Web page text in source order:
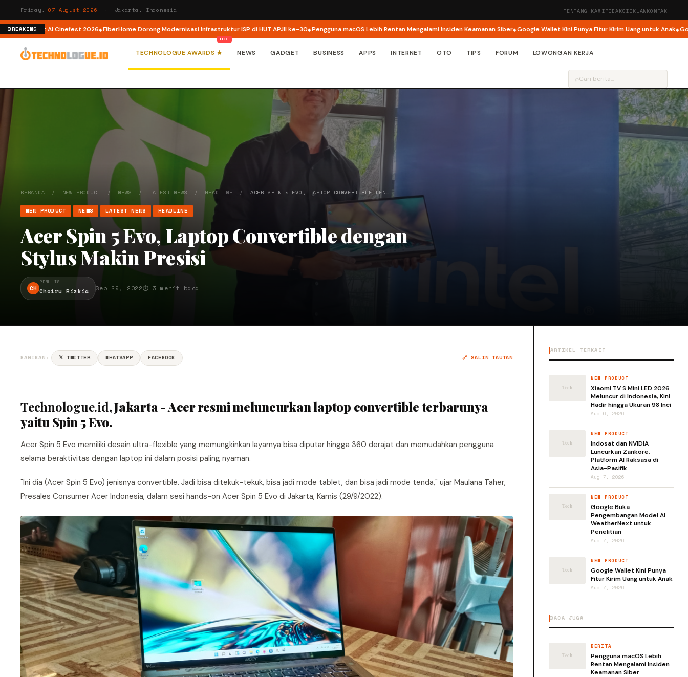
Friday,07 August 2026 · Jakarta, Indonesia TENTANG KAMIREDAKSIIKLANKONTAK
BREAKING
Cinefest 2026 FiberHome Dorong Modernisasi Infrastruktur ISP di HUT APJII ke-30 Pengguna macOS Lebih Rentan Mengalami Insiden Keamanan Siber Google Wallet Kini Punya Fitur Kirim Uang untuk Anak Google Buka
TECHNOLOGUE AWARDS ★ NEWS GADGET BUSINESS APPS INTERNET OTO TIPS FORUM LOWONGAN KERJA
⌕
BERANDA / NEW PRODUCT / NEWS / LATEST NEWS / HEADLINE / ACER SPIN 5 EVO, LAPTOP CONVERTIBLE DEN…
NEW PRODUCT NEWS LATEST NEWS HEADLINE
Acer Spin 5 Evo, Laptop Convertible dengan
Stylus Makin Presisi
CH
PENULIS
Choiru Rizkia Sep 29, 2022⏱ 3 menit baca
BAGIKAN: 𝕏 TWITTER WHATSAPP FACEBOOK 🔗 SALIN TAUTAN
Technologue.id, Jakarta - Acer resmi meluncurkan laptop convertible terbarunya
yaitu Spin 5 Evo.
Acer Spin 5 Evo memiliki desain ultra-flexible yang memungkinkan layarnya bisa diputar hingga 360 derajat dan memudahkan pengguna
selama beraktivitas dengan laptop ini dalam posisi paling nyaman.
"Ini dia (Acer Spin 5 Evo) jenisnya convertible. Jadi bisa ditekuk-tekuk, bisa jadi mode tablet, dan bisa jadi mode tenda," ujar Maulana Taher,
Presales Consumer Acer Indonesia, dalam sesi hands-on Acer Spin 5 Evo di Jakarta, Kamis (29/9/2022).
ARTIKEL TERKAIT
NEW PRODUCT
Xiaomi TV S Mini LED 2026
Meluncur di Indonesia, Kini
Hadir hingga Ukuran 98 Inci
Aug 6, 2026
NEW PRODUCT
Indosat dan NVIDIA
Luncurkan Zankore,
Platform AI Raksasa di
Asia-Pasifik
Aug 7, 2026
NEW PRODUCT
Google Buka
Pengembangan Model AI
WeatherNext untuk
Penelitian
Aug 7, 2026
NEW PRODUCT
Google Wallet Kini Punya
Fitur Kirim Uang untuk Anak
Aug 7, 2026
BACA JUGA
BERITA
Pengguna macOS Lebih
Rentan Mengalami Insiden
Keamanan Siber